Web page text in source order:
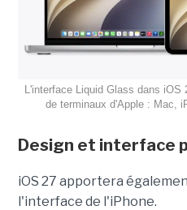
L'interface Liquid Glass dans
de terminaux d'Apple : Mac,
Design et interface
iOS 27 apportera
l'interface de l'iPhone.